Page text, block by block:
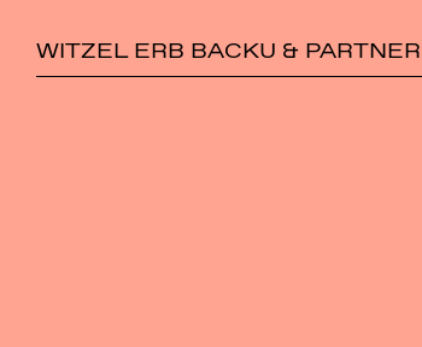
WITZEL ERB BACKU & PARTNER